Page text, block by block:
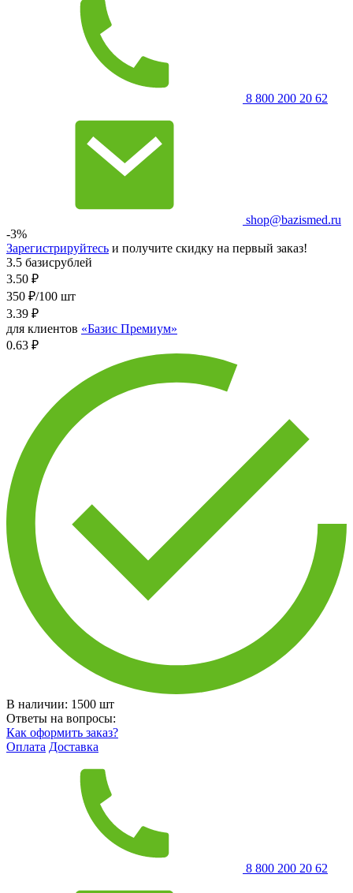
8 800 200 20 62
shop@bazismed.ru
-3%
Зарегистрируйтесь и получите скидку на первый заказ!
3.5 базисрублей
3.50 ₽
350 ₽/100 шт
3.39 ₽
для клиентов «Базис Премиум»
0.63 ₽
В наличии: 1500 шт
Ответы на вопросы:
Как оформить заказ?
Оплата Доставка
8 800 200 20 62